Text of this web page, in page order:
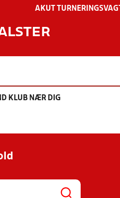
AKUT TURNERINGSVAGT
KLUB NÆR DIG